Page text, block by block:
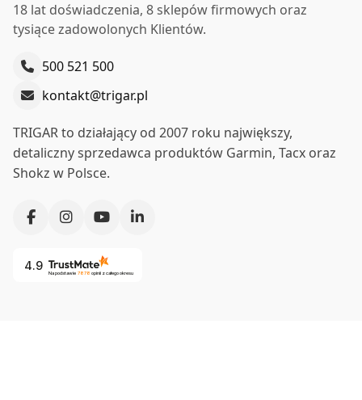
18 lat doświadczenia, 8 sklepów firmowych oraz
tysiące zadowolonych Klientów.
500 521 500
kontakt@trigar.pl
TRIGAR to działający od 2007 roku największy,
detaliczny sprzedawca produktów Garmin, Tacx oraz
Shokz w Polsce.
4.9
Na podstawie 7878 opinii z całego okresu